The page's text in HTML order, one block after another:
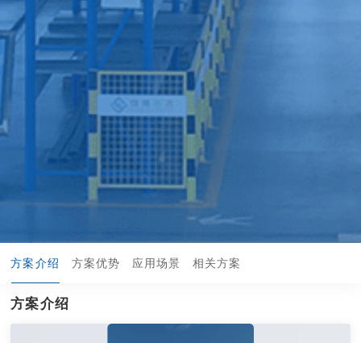
方案介绍 方案优势 应用场景 相关方案
方案介绍